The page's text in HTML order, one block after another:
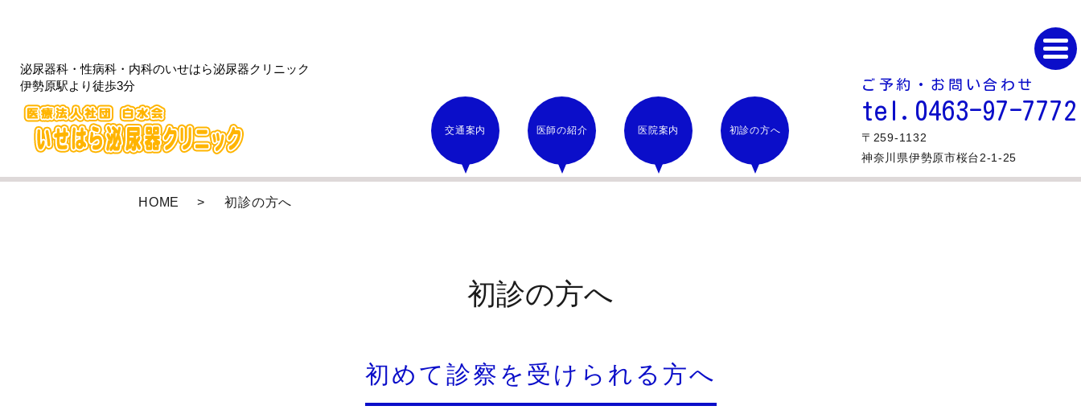
泌尿器科・性病科・内科のいせはら泌尿器クリニック
伊勢原駅より徒歩3分
交通案内 医師の紹介 医院案内 初診の方へ
ご予約・お問い合わせ
tel.0463-97-7772
〒259-1132
神奈川県伊勢原市桜台2-1-25
HOME 初診の方へ
初診の方へ
初めて診察を受けられる方へ